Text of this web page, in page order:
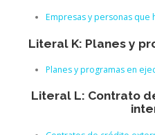
Empresas y personas que
Literal K: Planes y
Planes y programas en
Literal L: Contrato